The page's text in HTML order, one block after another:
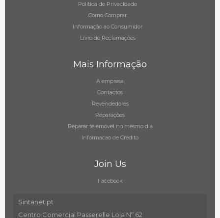
Política de Privacidade
Como Comprar
Informação ao Consumidor
Livro de Reclamações
Mais Informação
A empresa
Contactos
Revendedores
Reparações
Reparar telemóvel no mesmo dia
Informacao de Crédito
Join Us
Facebook
Sintanet.pt
Centro Comercial Passerelle Loja Nº 62